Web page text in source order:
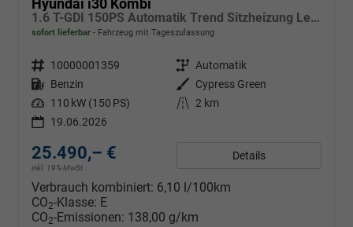
1.6 T-GDI 150PS Automatik Trend Sitzheizung Lenkradheizung Klimaautomatik PDC v+h Rückf.Kamera Navi Apple CarPlay + Android Auto 16"LM
sofort lieferbar Fahrzeug mit Tageszulassung
Fahrzeugnr. 10000001359 Getriebe Automatik
Kraftstoff Benzin Außenfarbe Cypress Green
Leistung 110 kW (150 PS) Kilometerstand
2 km
19.06.2026
25.490,– €
inkl. 19% MwSt.
Details
Verbrauch kombiniert: 6,10 l/100km
CO2-Klasse: E
CO2-Emissionen: 138,00 g/km